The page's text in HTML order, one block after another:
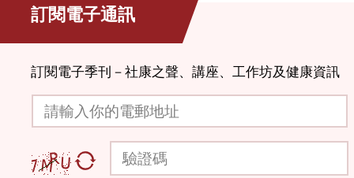
訂閱電子通訊
訂閱電子季刊－社康之聲、講座、工作坊及健康資訊
請輸入你的電郵地址
驗證碼